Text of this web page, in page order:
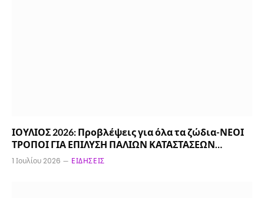
ΙΟΥΛΙΟΣ 2026: Προβλέψεις για όλα τα ζώδια-ΝΕΟΙ
ΤΡΟΠΟΙ ΓΙΑ ΕΠΙΛΥΣΗ ΠΑΛΙΩΝ ΚΑΤΑΣΤΑΣΕΩΝ…
1 Ιουλίου 2026 ΕΙΔΉΣΕΙΣ